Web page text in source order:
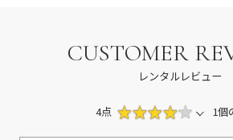
CUSTOMER
レンタルレビュー
4点 1個